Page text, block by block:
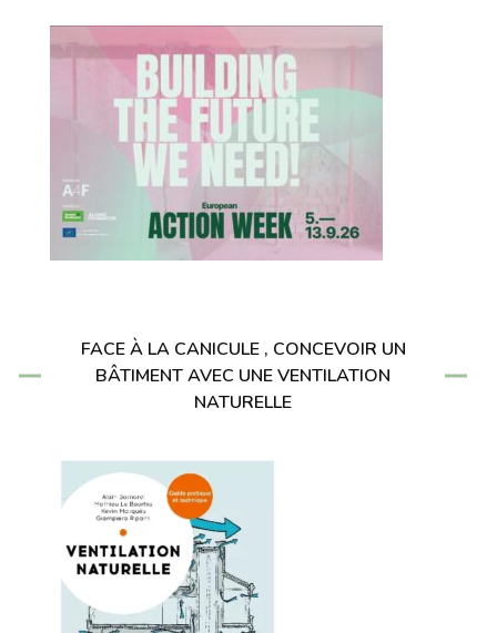
FACE À LA CANICULE , CONCEVOIR UN
BÂTIMENT AVEC UNE VENTILATION
NATURELLE